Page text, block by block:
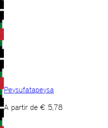
Peysufatapeysa
A partir de € 5,78